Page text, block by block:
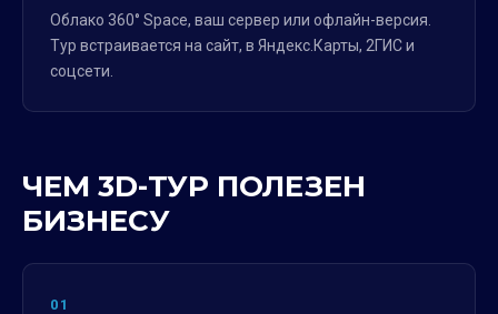
Облако 360° Space, ваш сервер или офлайн-версия.
Тур встраивается на сайт, в Яндекс.Карты, 2ГИС и
соцсети.
ЧЕМ 3D-ТУР ПОЛЕЗЕН
БИЗНЕСУ
01